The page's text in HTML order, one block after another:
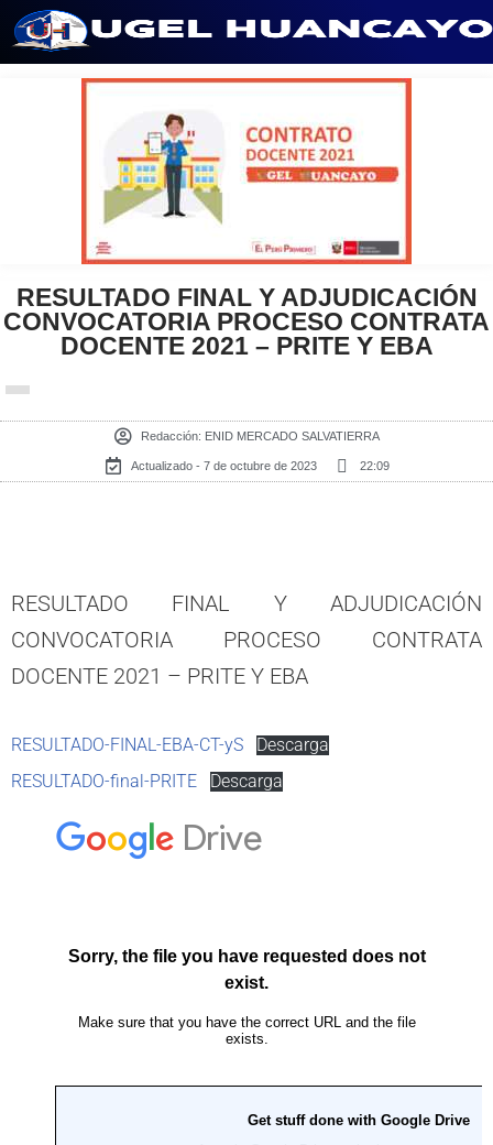
RESULTADO FINAL Y ADJUDICACIÓN
CONVOCATORIA PROCESO CONTRATA
DOCENTE 2021 – PRITE Y EBA
Redacción: ENID MERCADO SALVATIERRA
Actualizado - 7 de octubre de 2023 22:09
RESULTADO FINAL Y ADJUDICACIÓN
CONVOCATORIA PROCESO CONTRATA
DOCENTE 2021 – PRITE Y EBA
RESULTADO-FINAL-EBA-CT-yS
Descarga
RESULTADO-final-PRITE
Descarga